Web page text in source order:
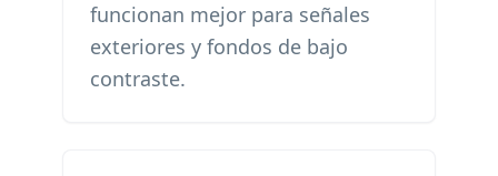
funcionan mejor para señales
exteriores y fondos de bajo
contraste.